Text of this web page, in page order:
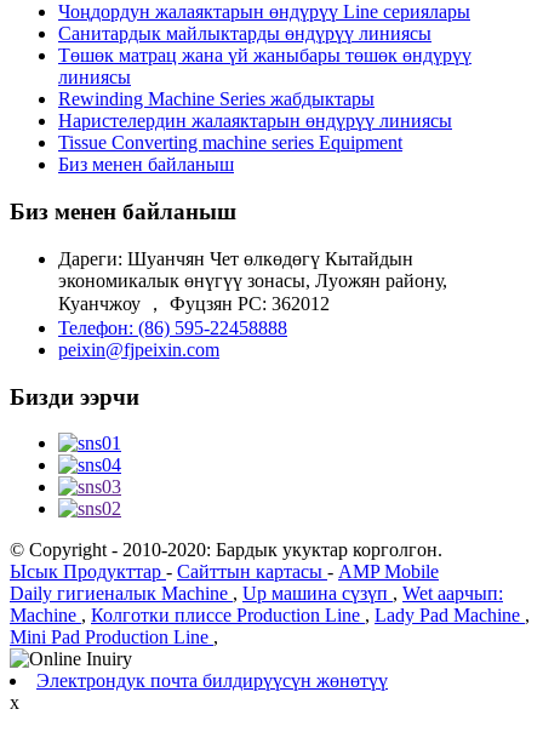
Чоңдордун жалаяктарын өндүрүү Line сериялары
Санитардык майлыктарды өндүрүү линиясы
Төшөк матрац жана үй жаныбары төшөк өндүрүү
линиясы
Rewinding Machine Series жабдыктары
Наристелердин жалаяктарын өндүрүү линиясы
Tissue Converting machine series Equipment
Биз менен байланыш
Биз менен байланыш
Дареги: Шуанчян Чет өлкөдөгү Кытайдын
экономикалык өнүгүү зонасы, Луожян району,
Куанчжоу ， Фуцзян PC: 362012
Телефон: (86) 595-22458888
peixin@fjpeixin.com
Бизди ээрчи
© Copyright - 2010-2020: Бардык укуктар корголгон.
Ысык Продукттар - Сайттын картасы - AMP Mobile
Daily гигиеналык Machine , Up машина сүзүп , Wet аарчып:
Machine , Колготки плиссе Production Line , Lady Pad Machine ,
Mini Pad Production Line ,
Электрондук почта билдирүүсүн жөнөтүү
х